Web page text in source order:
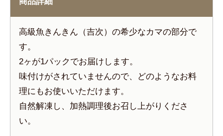
高級魚きんきん（吉次）の希少なカマの部分で
す。
2ヶが1パックでお届けします。
味付けがされていませんので、どのようなお料
理にもお使いいただけます。
自然解凍し、加熱調理後お召し上がりくださ
い。